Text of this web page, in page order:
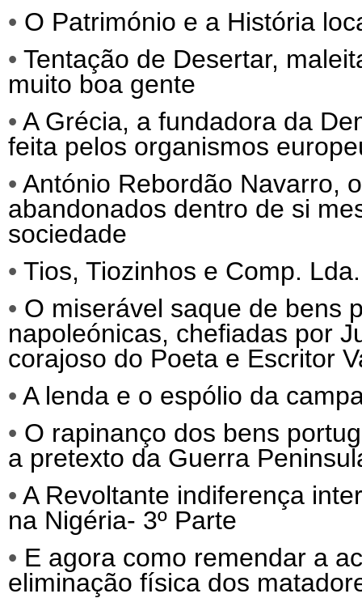
• O Património e a História
• Tentação de Desertar,
muito boa gente
• A Grécia, a fundadora da
feita pelos organismos
• António Rebordão Navarro,
abandonados dentro de si
sociedade
• Tios, Tiozinhos e Comp. Lda.
• O miserável saque de bens
napoleónicas, chefiadas por
corajoso do Poeta e Escritor
• A lenda e o espólio da
• O rapinanço dos bens
a pretexto da Guerra
• A Revoltante indiferença
na Nigéria- 3º Parte
• E agora como remendar a
eliminação física dos